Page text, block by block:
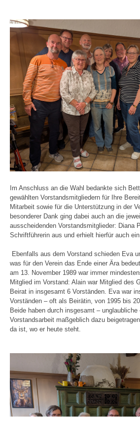
Im Anschluss an die Wahl bedankte sich
gewählten Vorstandsmitgliedern für Ihre
Mitarbeit sowie für die Unterstützung in der
besonderer Dank ging dabei auch an die
ausscheidenden Vorstandsmitglieder: Diana
Schriftführerin aus und erhielt hierfür auch
Ebenfalls aus dem Vorstand schieden Eva
was für den Verein das Ende einer Ära
am 13. November 1989 war immer
Mitglied im Vorstand: Alain war Mitglied des
Beirat in insgesamt 6 Vorständen. Eva war
Vorständen – oft als Beirätin, von 1995 bis
Beide haben durch insgesamt – unglaubliche
Vorstandsarbeit maßgeblich dazu
da ist, wo er heute steht.